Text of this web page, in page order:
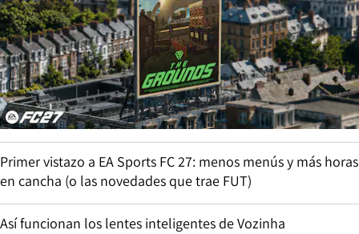
Primer vistazo a EA Sports FC 27: menos menús y más horas
en cancha (o las novedades que trae FUT)
Así funcionan los lentes inteligentes de Vozinha